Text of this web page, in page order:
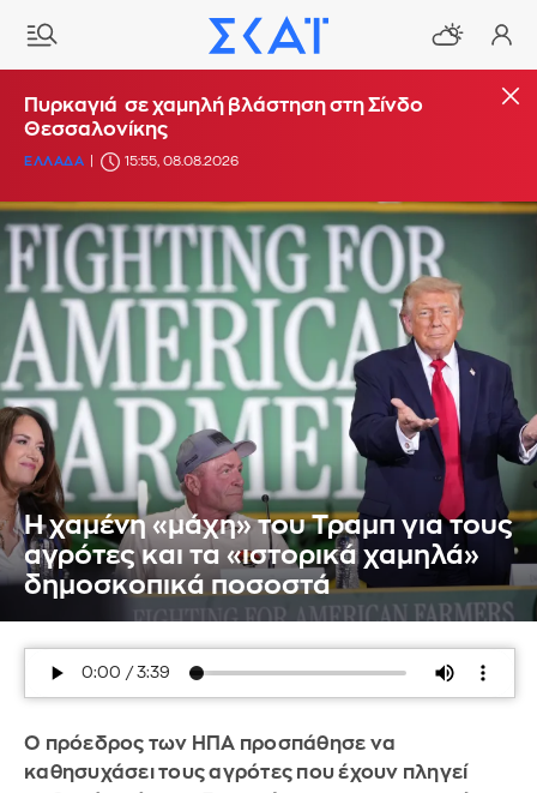
Πυρκαγιά σε χαμηλή βλάστηση στη Σίνδο
Θεσσαλονίκης
ΕΛΛΑΔΑ 15:55, 08.08.2026
Η χαμένη «μάχη» του Τραμπ για τους
αγρότες και τα «ιστορικά χαμηλά»
δημοσκοπικά ποσοστά
Ο πρόεδρος των ΗΠΑ προσπάθησε να
καθησυχάσει τους αγρότες που έχουν πληγεί